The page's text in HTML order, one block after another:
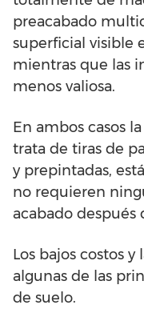
preacabado
superficial visible
mientras que las
menos valiosa.
En ambos casos
trata de tiras de
y prepintadas,
no requieren
acabado después
Los bajos costos
algunas de las
de suelo.